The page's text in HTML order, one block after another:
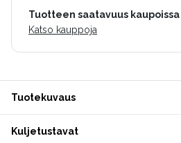
Tuotteen saatavuus kaupoissa
Katso kauppoja
Tuotekuvaus
Kuljetustavat